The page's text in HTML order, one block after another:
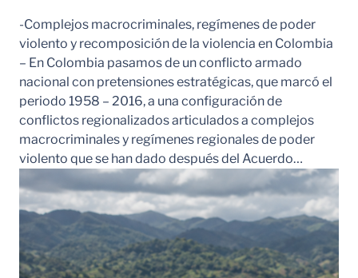
-Complejos macrocriminales, regímenes de poder
violento y recomposición de la violencia en Colombia
– En Colombia pasamos de un conflicto armado
nacional con pretensiones estratégicas, que marcó el
periodo 1958 – 2016, a una configuración de
conflictos regionalizados articulados a complejos
macrocriminales y regímenes regionales de poder
violento que se han dado después del Acuerdo…